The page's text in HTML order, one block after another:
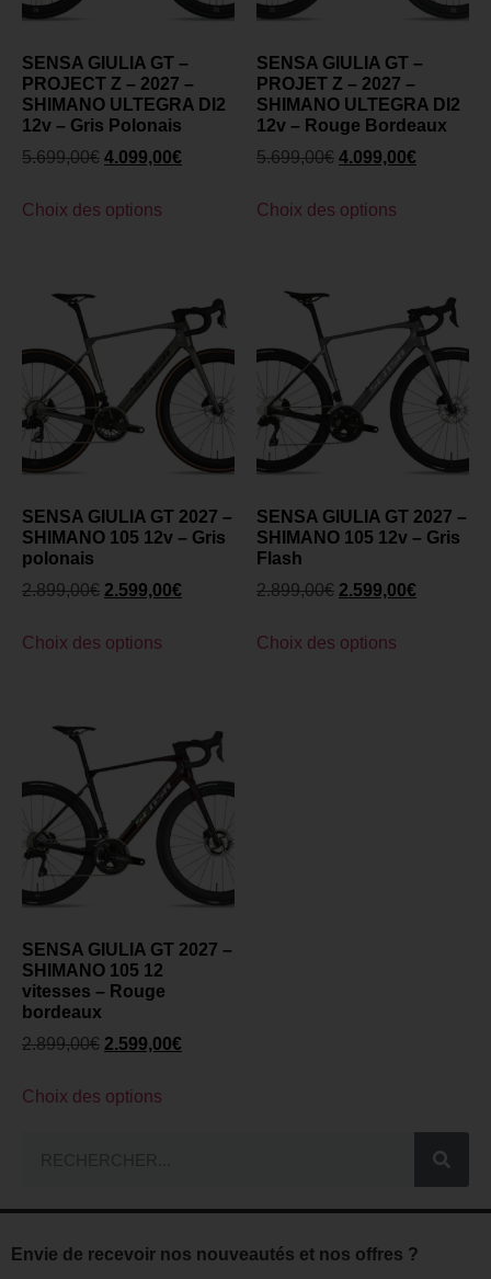
SENSA GIULIA GT –
PROJECT Z – 2027 –
SHIMANO ULTEGRA DI2
12v – Gris Polonais
5.699,00€ 4.099,00€
Choix des options
SENSA GIULIA GT –
PROJET Z – 2027 –
SHIMANO ULTEGRA DI2
12v – Rouge Bordeaux
5.699,00€ 4.099,00€
Choix des options
SENSA GIULIA GT 2027 –
SHIMANO 105 12v – Gris
polonais
2.899,00€ 2.599,00€
Choix des options
SENSA GIULIA GT 2027 –
SHIMANO 105 12v – Gris
Flash
2.899,00€ 2.599,00€
Choix des options
SENSA GIULIA GT 2027 –
SHIMANO 105 12
vitesses – Rouge
bordeaux
2.899,00€ 2.599,00€
Choix des options
Envie de recevoir nos nouveautés et nos offres ?